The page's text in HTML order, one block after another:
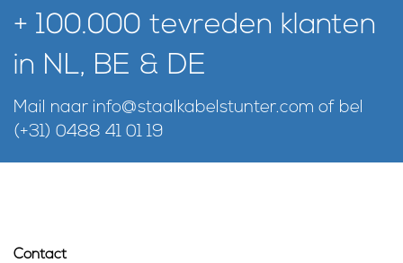
+ 100.000 tevreden klanten
in NL, BE & DE
Mail naar info@staalkabelstunter.com of bel
(+31) 0488 41 01 19
Contact